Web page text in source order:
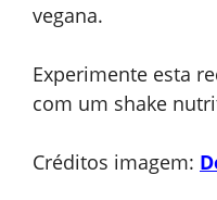
vegana.
Experimente esta
com um shake
Créditos imagem: